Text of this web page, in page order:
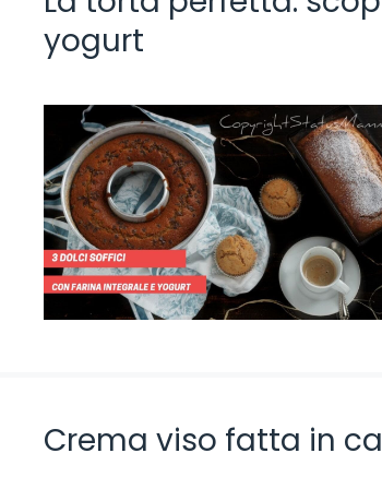
yogurt
Crema viso fatta in